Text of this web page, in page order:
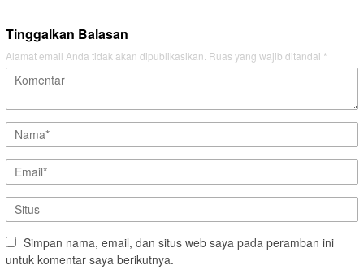
Tinggalkan Balasan
Alamat email Anda tidak akan dipublikasikan. Ruas yang wajib ditandai *
Simpan nama, email, dan situs web saya pada peramban ini
untuk komentar saya berikutnya.